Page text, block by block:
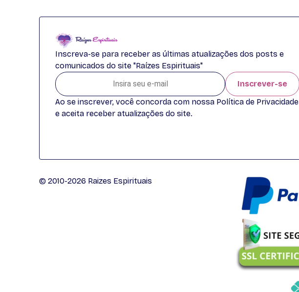
Inscreva-se para receber as últimas atualizações dos posts e
comunicados do site "Raízes Espirituais"
Inscrever-se
Ao se inscrever, você concorda com nossa Política de Privacidade
e aceita receber atualizações do site.
© 2010-2026 Raizes Espirituais